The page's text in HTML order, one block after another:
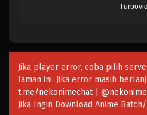
Turbovid
Jika player error, coba pilih
laman ini. Jika error masih
t.me/nekonimechat |
Jika Ingin Download Anime